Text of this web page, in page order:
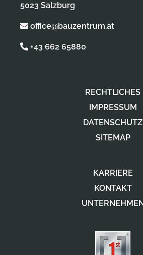
RECHTLICHES
IMPRESSUM
DATENSCHUTZ
SITEMAP
KARRIERE
KONTAKT
UNTERNEHMEN
5023 Salzburg
office@bauzentrum.at
+43 662 65880